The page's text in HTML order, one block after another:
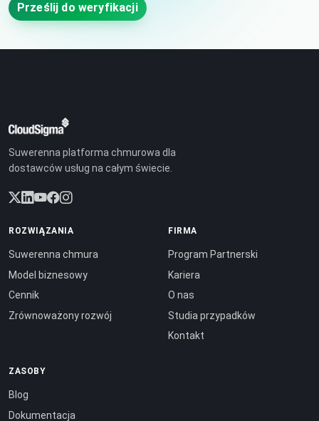
Prześlij do weryfikacji
Suwerenna platforma chmurowa dla
dostawców usług na całym świecie.
ROZWIĄZANIA
Suwerenna chmura
Model biznesowy
Cennik
Zrównoważony rozwój
FIRMA
Program Partnerski
Kariera
O nas
Studia przypadków
Kontakt
ZASOBY
Blog
Dokumentacja